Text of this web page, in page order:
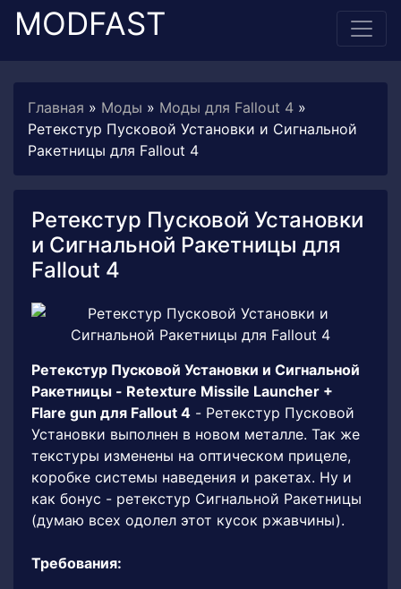
MODFAST
Главная » Моды » Моды для Fallout 4 »
Ретекстур Пусковой Установки и Сигнальной
Ракетницы для Fallout 4
Ретекстур Пусковой Установки
и Сигнальной Ракетницы для
Fallout 4
Ретекстур Пусковой Установки и Сигнальной
Ракетницы - Retexture Missile Launcher +
Flare gun для Fallout 4 - Ретекстур Пусковой
Установки выполнен в новом металле. Так же
текстуры изменены на оптическом прицеле,
коробке системы наведения и ракетах. Ну и
как бонус - ретекстур Сигнальной Ракетницы
(думаю всех одолел этот кусок ржавчины).
Требования: